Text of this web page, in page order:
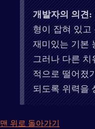
개발자의 의견:
형이 잡혀 있고
재미있는 기본
그러나 다른
적으로 떨어졌
되도록 위력을
맨 위로 돌아가기